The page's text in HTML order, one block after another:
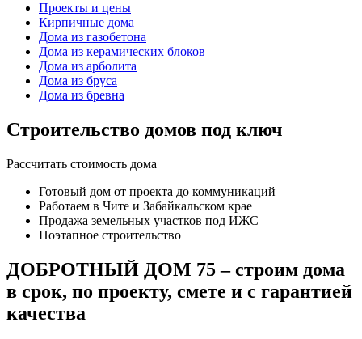
Проекты и цены
Кирпичные дома
Дома из газобетона
Дома из керамических блоков
Дома из арболита
Дома из бруса
Дома из бревна
Строительство домов под ключ
Рассчитать стоимость дома
Готовый дом от проекта до коммуникаций
Работаем в Чите и Забайкальском крае
Продажа земельных участков под ИЖС
Поэтапное строительство
ДОБРОТНЫЙ ДОМ 75 – строим дома
в срок, по проекту, смете и с гарантией
качества